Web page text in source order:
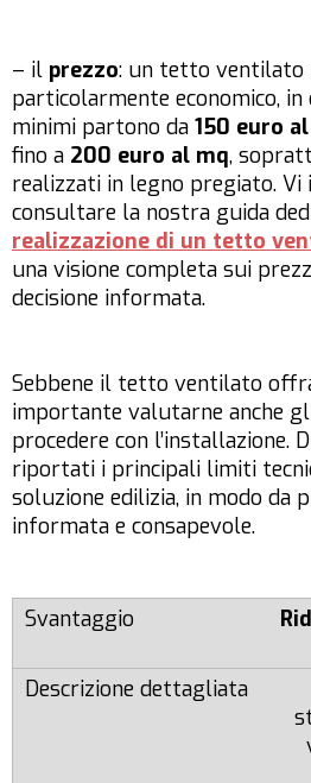
– il prezzo: un tetto ventilato
particolarmente economico,
minimi partono da 150 euro
fino a 200 euro al mq,
realizzati in legno pregiato. Vi
consultare la nostra guida
realizzazione di un tetto
una visione completa sui
decisione informata.
Sebbene il tetto ventilato
importante valutarne anche
procedere con l’installazione.
riportati i principali limiti
soluzione edilizia, in modo da
informata e consapevole.